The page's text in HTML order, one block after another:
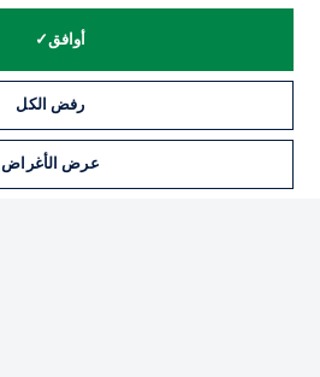
الإخطارات
إدارة التفضيلات بيان
أوافق
رفض الكل
عرض الأغراض